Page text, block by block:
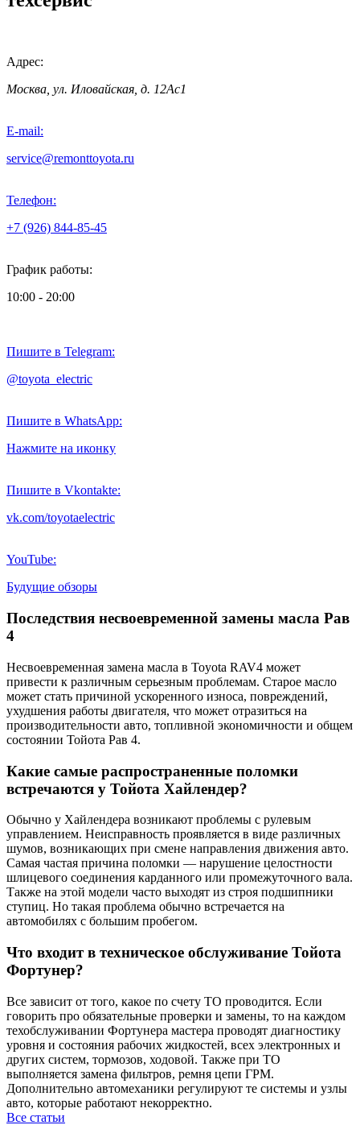
Адрес:
Москва, ул. Иловайская, д. 12Ас1
E-mail:
service@remonttoyota.ru
Телефон:
+7 (926) 844-85-45
График работы:
10:00 - 20:00
Пишите в Telegram:
@toyota_electric
Пишите в WhatsApp:
Нажмите на иконку
Пишите в Vkontakte:
vk.com/toyotaelectric
YouTube:
Будущие обзоры
Последствия несвоевременной замены масла Рав
4
Несвоевременная замена масла в Toyota RAV4 может
привести к различным серьезным проблемам. Старое масло
может стать причиной ускоренного износа, повреждений,
ухудшения работы двигателя, что может отразиться на
производительности авто, топливной экономичности и общем
состоянии Тойота Рав 4.
Какие самые распространенные поломки
встречаются у Тойота Хайлендер?
Обычно у Хайлендера возникают проблемы с рулевым
управлением. Неисправность проявляется в виде различных
шумов, возникающих при смене направления движения авто.
Самая частая причина поломки — нарушение целостности
шлицевого соединения карданного или промежуточного вала.
Также на этой модели часто выходят из строя подшипники
ступиц. Но такая проблема обычно встречается на
автомобилях с большим пробегом.
Что входит в техническое обслуживание Тойота
Фортунер?
Все зависит от того, какое по счету ТО проводится. Если
говорить про обязательные проверки и замены, то на каждом
техобслуживании Фортунера мастера проводят диагностику
уровня и состояния рабочих жидкостей, всех электронных и
других систем, тормозов, ходовой. Также при ТО
выполняется замена фильтров, ремня цепи ГРМ.
Дополнительно автомеханики регулируют те системы и узлы
авто, которые работают некорректно.
Все статьи